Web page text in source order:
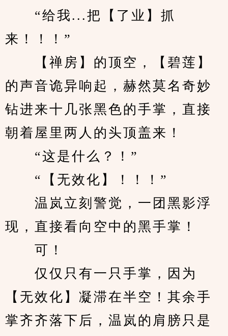
“给我...把【了业】抓
来！！！”
【禅房】的顶空，【碧莲】
的声音诡异响起，赫然莫名奇妙
钻进来十几张黑色的手掌，直接
朝着屋里两人的头顶盖来！
“这是什么？！”
“【无效化】！！！”
温岚立刻警觉，一团黑影浮
现，直接看向空中的黑手掌！
可！
仅仅只有一只手掌，因为
【无效化】凝滞在半空！其余手
掌齐齐落下后，温岚的肩膀只是